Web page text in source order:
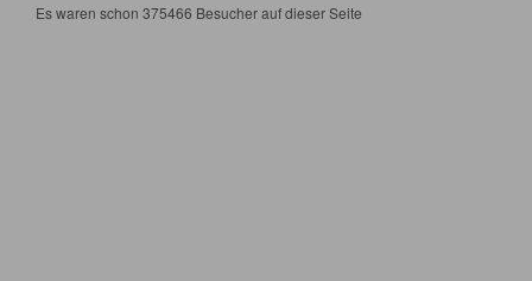
Es waren schon 375466 Besucher auf dieser Seite